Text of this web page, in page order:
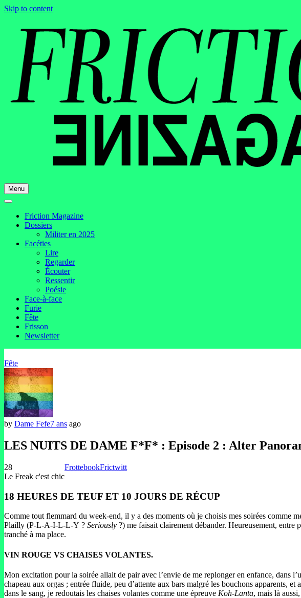
Skip to content
Menu
Friction Magazine
Dossiers
Militer en 2025
Facéties
Lire
Regarder
Écouter
Ressentir
Poésie
Face-à-face
Furie
Fête
Frisson
Newsletter
Fête
by Dame Fefe7 ans ago
LES NUITS DE DAME F*F* : Episode 2 : Alter
28
Le Freak c'est chic
FrottebookFrictwitt
18 HEURES DE TEUF ET 10 JOURS DE RÉCUP
Comme tout flemmard du week-end, il y a des moments où je choisis mes soirées comme
Plailly (P-L-A-I-L-L-Y ? Seriously ?) me faisait clairement débander. Heureusement,
tranché à ma place.
VIN ROUGE VS CHAISES VOLANTES.
Mon excitation pour la soirée allait de pair avec l’envie de me replonger en enfance, dans
chapeau aux orgas ; entrée fluide, peu d’attente aux bars malgré les bouchons apparents,
dans le sang, je redoutais les chaises volantes comme une épreuve Koh-Lanta, mais là